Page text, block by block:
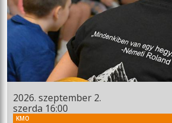
2026. szeptember 2.
szerda 16:00
KMO